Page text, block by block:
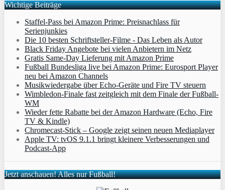
Wichtige Beiträge
Staffel-Pass bei Amazon Prime: Preisnachlass für
Serienjunkies
Die 10 besten Schriftsteller-Filme - Das Leben als Autor
Black Friday Angebote bei vielen Anbietern im Netz
Gratis Same-Day Lieferung mit Amazon Prime
Fußball Bundesliga live bei Amazon Prime: Eurosport Player
neu bei Amazon Channels
Musikwiedergabe über Echo-Geräte und Fire TV steuern
Wimbledon-Finale fast zeitgleich mit dem Finale der Fußball-
WM
Wieder fette Rabatte bei der Amazon Hardware (Echo, Fire
TV & Kindle)
Chromecast-Stick – Google zeigt seinen neuen Mediaplayer
Apple TV: tvOS 9.1.1 bringt kleinere Verbesserungen und
Podcast-App
Jetzt anschauen! Alles nur Fußball!